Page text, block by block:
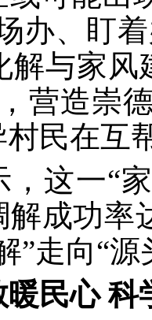
办、盯
解与家风
营造崇
民在互
一“家
成功率
”走向“源
民心 科